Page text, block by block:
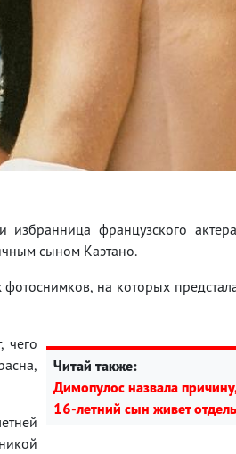
избранница французского
сыном Каэтано.
на которых
Читай также:
Димопулос назвала
16-летний сын живет
чего